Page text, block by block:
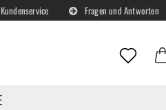
Kundenservice Fragen und Antworten
Lader - Hubkraft 800 kg | 2500W